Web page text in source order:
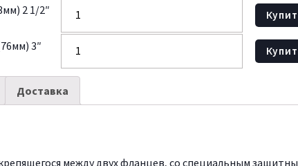
2 1/2″
3″
Доставка
между двух фланцев, со специальным